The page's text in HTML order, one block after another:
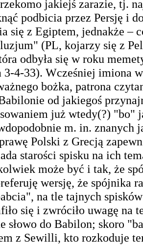
jakiejś zarazie, tj.
podbicia przez Persję i
się z Egiptem, jednakże –
(PL, kojarzy się z
odbyła się w roku
4-33). Wcześniej imiona
bożka, patrona
od jakiegoś
już wtedy(?) "bo"
m. in.
Polski z Grecją
starości spisku na ich
może być i tak, że
wersję, że spójnika
na tle tajnych
się i zwróciło uwagę na
słowo do Babilon; skoro
z Sewilli, kto rozkoduje